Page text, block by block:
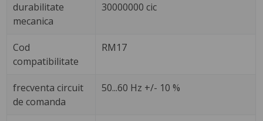
durabilitate
mecanica
30000000 cic
Cod
compatibilitate
RM17
frecventa circuit
de comanda
50...60 Hz +/- 10 %